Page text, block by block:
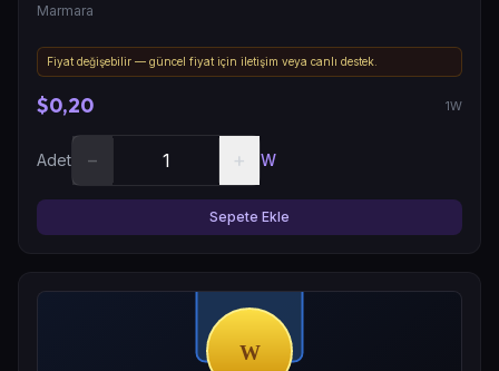
Marmara
Fiyat değişebilir — güncel fiyat için iletişim veya canlı destek.
$0,20 1W
Adet − + W
Sepete Ekle